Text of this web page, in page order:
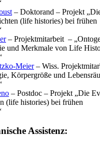
– Doktorand – Projekt
(life histories) bei frühen
– Projektmitarbeit –
und Merkmale von Life
Meier– Wiss.
Körpergröße und
– Postdoc – Projekt „Die
(life histories) bei frühen
Assistenz: